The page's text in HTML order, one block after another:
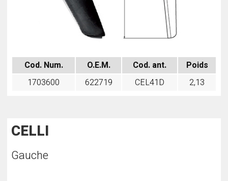
Cod. Num. O.E.M. Cod. ant.
Poids
1703600
622719 CEL41D 2,13
CELLI
Gauche